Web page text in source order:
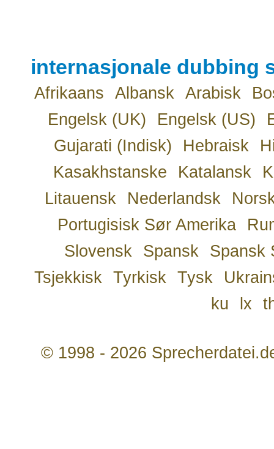
internasjonale dubbing
Afrikaans Albansk Arabisk
Engelsk (UK)
Engelsk (US)
Gujarati (Indisk)
Hebraisk
Kasakhstanske
Katalansk
Litauensk
Nederlandsk
Portugisisk Sør Amerika
Slovensk
Spansk
Spansk
Tsjekkisk
Tyrkisk Tysk
ku
lx
© 1998 - 2026